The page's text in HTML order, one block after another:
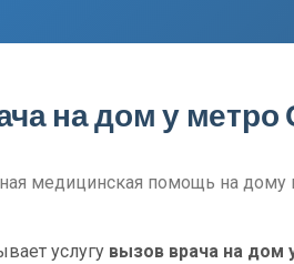
на дом у метро
медицинская помощь на дому
услугу вызов врача на дом